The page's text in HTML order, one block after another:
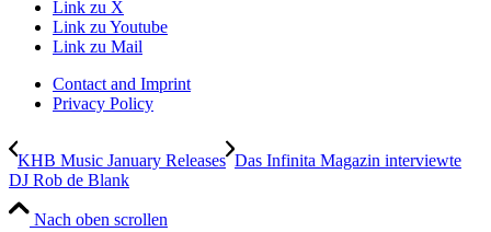
Link zu X
Link zu Youtube
Link zu Mail
Contact and Imprint
Privacy Policy
KHB Music January Releases Das Infinita Magazin interviewte
DJ Rob de Blank
Nach oben scrollen